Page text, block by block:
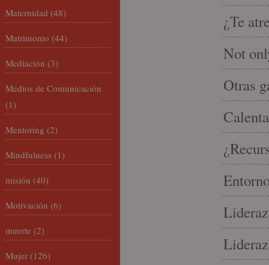
¿Te
Not
Otras
Maternidad (48)
Matrimonio (44)
Mediación (3)
Medios de Comunicación
(1)
Mentoring (2)
Mindfulness (1)
misión (40)
Motivación (6)
muerte (2)
Mujer (126)